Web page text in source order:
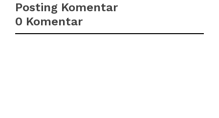
Posting Komentar
0 Komentar